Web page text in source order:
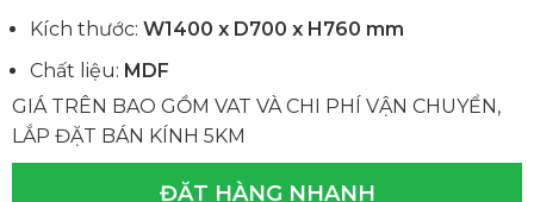
Kích thước: W1400 x D700 x H760 mm
Chất liệu: MDF
GIÁ TRÊN BAO GỒM VAT VÀ CHI PHÍ VẬN CHUYỂN,
LẮP ĐẶT BÁN KÍNH 5KM
ĐẶT HÀNG NHANH